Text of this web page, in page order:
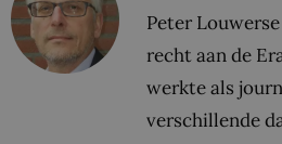
Peter
recht aan de
werkte als
verschillende